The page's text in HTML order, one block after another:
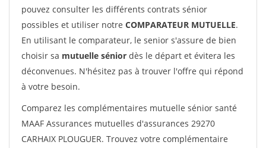
pouvez consulter les différents contrats sénior
possibles et utiliser notre COMPARATEUR MUTUELLE.
En utilisant le comparateur, le senior s'assure de bien
choisir sa mutuelle sénior dès le départ et évitera les
déconvenues. N'hésitez pas à trouver l'offre qui répond
à votre besoin.
Comparez les complémentaires mutuelle sénior santé
MAAF Assurances mutuelles d'assurances 29270
CARHAIX PLOUGUER. Trouvez votre complémentaire